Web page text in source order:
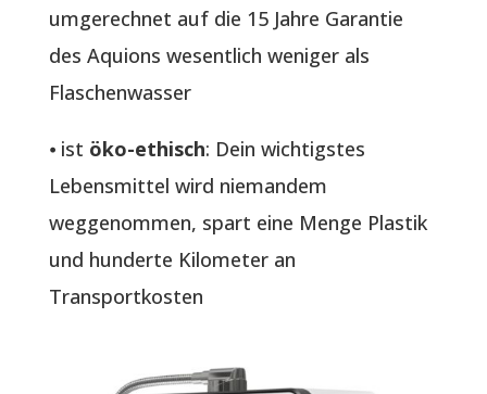
umgerechnet auf die 15 Jahre Garantie
des Aquions wesentlich weniger als
Flaschenwasser
⦁ ist öko-ethisch: Dein wichtigstes
Lebensmittel wird niemandem
weggenommen, spart eine Menge Plastik
und hunderte Kilometer an
Transportkosten